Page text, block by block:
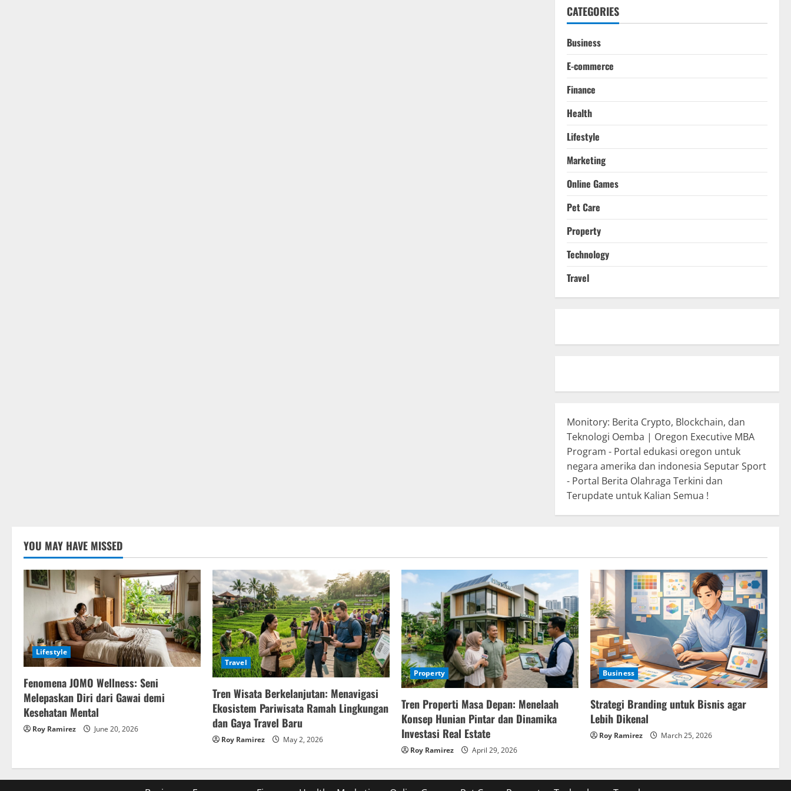
CATEGORIES
Business
E-commerce
Finance
Health
Lifestyle
Marketing
Online Games
Pet Care
Property
Technology
Travel
Monitory: Berita Crypto, Blockchain, dan
Teknologi Oemba | Oregon Executive MBA
Program - Portal edukasi oregon untuk
negara amerika dan indonesia Seputar Sport
- Portal Berita Olahraga Terkini dan
Terupdate untuk Kalian Semua !
YOU MAY HAVE MISSED
Lifestyle
Fenomena JOMO Wellness: Seni
Melepaskan Diri dari Gawai demi
Kesehatan Mental
Roy Ramirez June 20, 2026
Travel
Tren Wisata Berkelanjutan: Menavigasi
Ekosistem Pariwisata Ramah Lingkungan
dan Gaya Travel Baru
Roy Ramirez May 2, 2026
Property
Tren Properti Masa Depan: Menelaah
Konsep Hunian Pintar dan Dinamika
Investasi Real Estate
Roy Ramirez April 29, 2026
Business
Strategi Branding untuk Bisnis agar
Lebih Dikenal
Roy Ramirez March 25, 2026